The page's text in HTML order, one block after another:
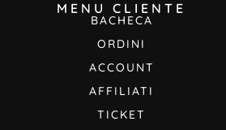
MENU CLIENTE
BACHECA
ORDINI
ACCOUNT
AFFILIATI
TICKET